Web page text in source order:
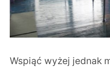
Wspiąć wyżej jednak